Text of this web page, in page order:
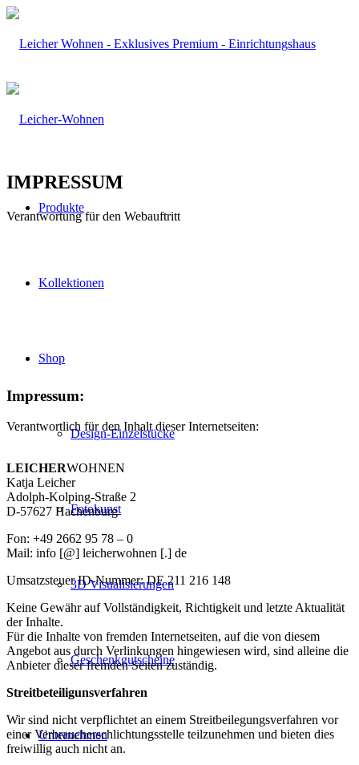
Produkte
Kollektionen
Shop
Design-Einzelstücke
Fotokunst
3D Visualisierungen
Geschenkgutscheine
Unternehmen
IMPRESSUM
Verantwortung für den Webauftritt
Impressum:
Verantwortlich für den Inhalt dieser Internetseiten:
LEICHERWOHNEN
Katja Leicher
Adolph-Kolping-Straße 2
D-57627 Hachenburg
Fon: +49 2662 95 78 – 0
Mail: info [@] leicherwohnen [.] de
Umsatzsteuer ID-Nummer: DE 211 216 148
Keine Gewähr auf Vollständigkeit, Richtigkeit und letzte Aktualität
der Inhalte.
Für die Inhalte von fremden Internetseiten, auf die von diesem
Angebot aus durch Verlinkungen hingewiesen wird, sind alleine die
Anbieter dieser fremden Seiten zuständig.
Streitbeteiligunsverfahren
Wir sind nicht verpflichtet an einem Streitbeilegungsverfahren vor
einer Verbraucherschlichtungsstelle teilzunehmen und bieten dies
freiwillig auch nicht an.